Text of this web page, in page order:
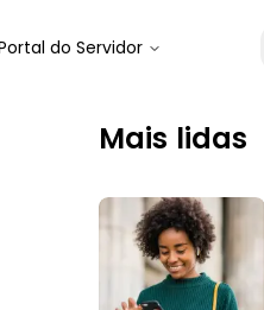
do Servidor
Mais lidas